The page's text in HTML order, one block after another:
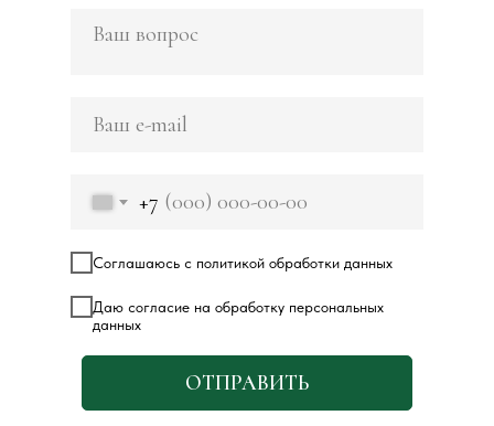
+7
Соглашаюсь с политикой обработки данных
Даю согласие на обработку персональных
данных
ОТПРАВИТЬ